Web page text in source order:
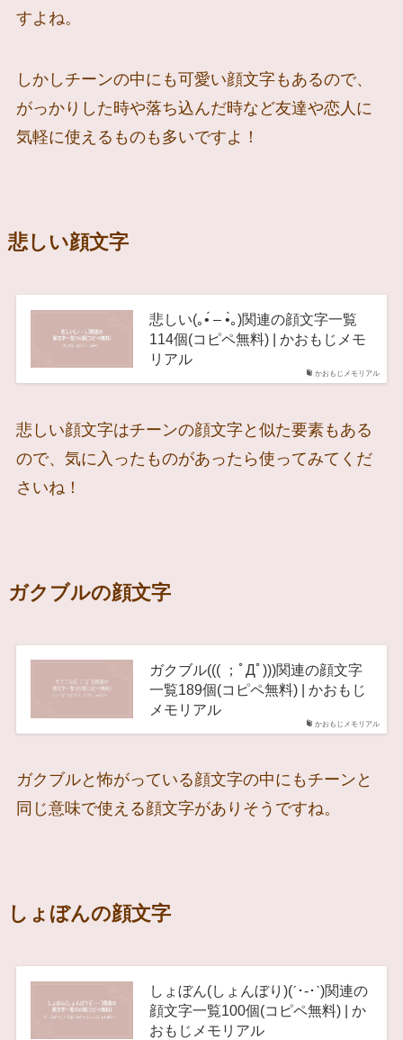
すよね。
しかしチーンの中にも可愛い顔文字もあるので、
がっかりした時や落ち込んだ時など友達や恋人に
気軽に使えるものも多いですよ！
悲しい顔文字
かおもじメモリアル
悲しい(｡•́ – •̀｡)関連の顔文字一覧
114個(コピペ無料) | かおもじメモ
リアル
悲しい顔文字はチーンの顔文字と似た要素もある
ので、気に入ったものがあったら使ってみてくだ
さいね！
ガクブルの顔文字
かおもじメモリアル
ガクブル((( ；ﾟДﾟ)))関連の顔文字
一覧189個(コピペ無料) | かおもじ
メモリアル
ガクブルと怖がっている顔文字の中にもチーンと
同じ意味で使える顔文字がありそうですね。
しょぼんの顔文字
しょぼん(しょんぼり)(ˊ･-･ˋ)関連の
顔文字一覧100個(コピペ無料) | か
おもじメモリアル